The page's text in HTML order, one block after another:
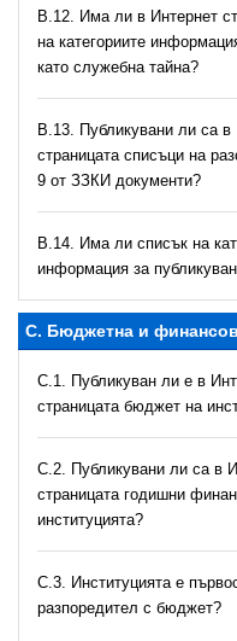
В.12. Има ли в Интернет
на категориите
като служебна тайна?
В.13. Публикувани ли са в
страницата списъци на
9 от ЗЗКИ документи?
В.14. Има ли списък на
информация за
C. Бюджетна и
C.1. Публикуван ли е в
страницата бюджет на
C.2. Публикувани ли са в
страницата годишни
институцията?
C.3. Институцията е
разпоредител с бюджет?